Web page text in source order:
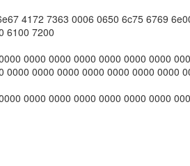
4172 7363 0006 0650 6c75 6769
6100 7200
0000 0000 0000 0000 0000 0000
0000 0000 0000 0000 0000 0000 0000
0000 0000 0000 0000 0000 0000